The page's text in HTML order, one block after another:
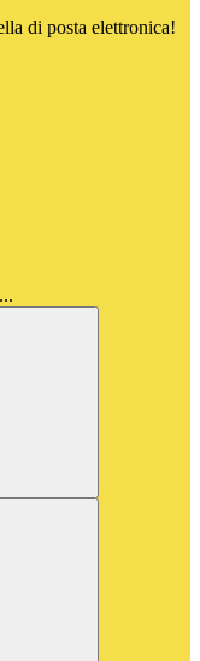
di posta elettronica!